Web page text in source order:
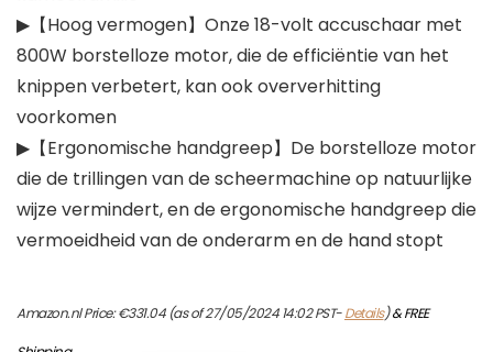
▶【Hoog vermogen】Onze 18-volt accuschaar met
800W borstelloze motor, die de efficiëntie van het
knippen verbetert, kan ook oververhitting
voorkomen
▶【Ergonomische handgreep】De borstelloze motor
die de trillingen van de scheermachine op natuurlijke
wijze vermindert, en de ergonomische handgreep die
vermoeidheid van de onderarm en de hand stopt
Amazon.nl Price:€331.04(as of 27/05/2024 14:02 PST-Details)&FREE